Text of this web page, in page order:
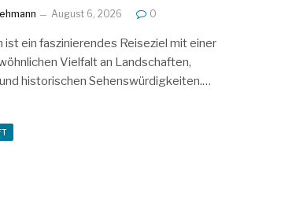
August 6, 2026 0
ist ein faszinierendes Reiseziel mit einer
Vielfalt an Landschaften,
historischen Sehenswürdigkeiten.…